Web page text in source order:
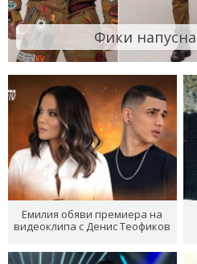
Фики
Емилия обяви премиера на
видеоклипа с Денис Теофиков